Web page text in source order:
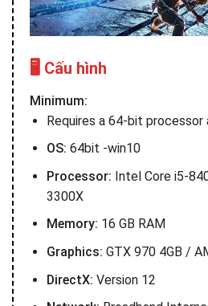
🖥️ Cấu hình
Minimum:
Requires a 64-bit
OS: 64bit -win10
Processor: Intel Core i5-
3300X
Memory: 16 GB RAM
Graphics: GTX 970 4GB /
DirectX: Version 12